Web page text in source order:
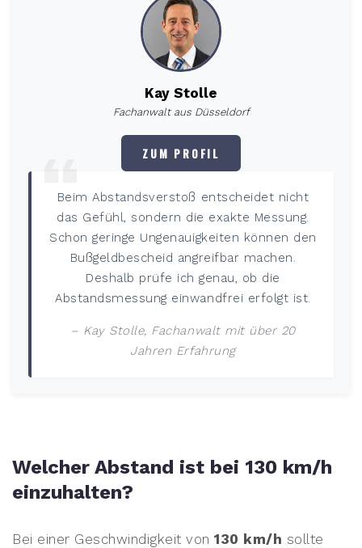
Kay Stolle
Fachanwalt aus Düsseldorf
ZUM PROFIL
Beim Abstandsverstoß entscheidet nicht
das Gefühl, sondern die exakte Messung.
Schon geringe Ungenauigkeiten können den
Bußgeldbescheid angreifbar machen.
Deshalb prüfe ich genau, ob die
Abstandsmessung einwandfrei erfolgt ist.
– Kay Stolle, Fachanwalt mit über 20
Jahren Erfahrung
Welcher Abstand ist bei 130 km/h
einzuhalten?
Bei einer Geschwindigkeit von130 km/h sollte